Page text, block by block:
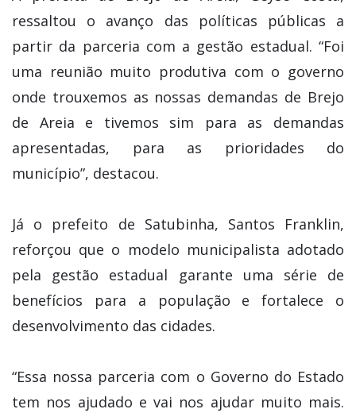
ressaltou o avanço das políticas públicas a
partir da parceria com a gestão estadual. “Foi
uma reunião muito produtiva com o governo
onde trouxemos as nossas demandas de Brejo
de Areia e tivemos sim para as demandas
apresentadas, para as prioridades do
município”, destacou.
Já o prefeito de Satubinha, Santos Franklin,
reforçou que o modelo municipalista adotado
pela gestão estadual garante uma série de
benefícios para a população e fortalece o
desenvolvimento das cidades.
“Essa nossa parceria com o Governo do Estado
tem nos ajudado e vai nos ajudar muito mais.